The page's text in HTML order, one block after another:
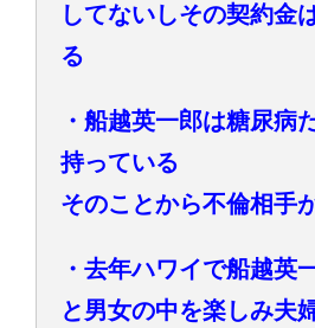
してないしその契約金
る
・船越英一郎は糖尿病
持っている
そのことから不倫相手
・去年ハワイで船越英
と男女の中を楽しみ夫